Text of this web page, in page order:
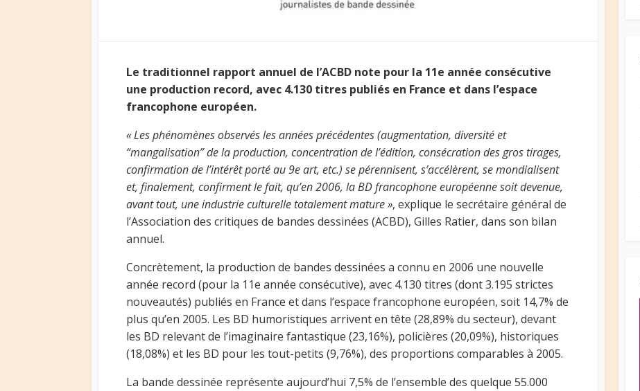
Le traditionnel rapport annuel de l’ACBD note pour la 11e année consécutive
une production record, avec 4.130 titres publiés en France et dans l’espace
francophone européen.
« Les phénomènes observés les années précédentes (augmentation, diversité et
“mangalisation” de la production, concentration de l’édition, consécration des gros tirages,
confirmation de l’intérêt porté au 9e art, etc.) se pérennisent, s’accélèrent, se mondialisent
et, finalement, confirment le fait, qu’en 2006, la BD francophone européenne soit devenue,
avant tout, une industrie culturelle totalement mature », explique le secrétaire général de
l’Association des critiques de bandes dessinées (ACBD), Gilles Ratier, dans son bilan
annuel.
Concrètement, la production de bandes dessinées a connu en 2006 une nouvelle
année record (pour la 11e année consécutive), avec 4.130 titres (dont 3.195 strictes
nouveautés) publiés en France et dans l’espace francophone européen, soit 14,7% de
plus qu’en 2005. Les BD humoristiques arrivent en tête (28,89% du secteur), devant
les BD relevant de l’imaginaire fantastique (23,16%), policières (20,09%), historiques
(18,08%) et les BD pour les tout-petits (9,76%), des proportions comparables à 2005.
La bande dessinée représente aujourd’hui 7,5% de l’ensemble des quelque 55.000